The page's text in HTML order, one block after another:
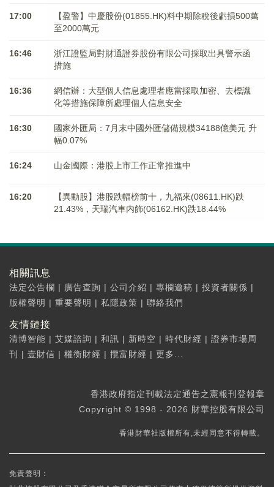
17:00
【盈警】中慶股份(01855.HK)料中期除稅後虧損500萬
至2000萬元
16:46
浙江證監局對財通證券股份有限公司採取出具警示函
措施
16:36
網信辦：大型個人信息處理者應當採取加密、去標識
化等措施保障所處理個人信息安全
16:30
國家外匯局：7月末中國外匯儲備規模34188億美元 升
幅0.07%
16:24 山金國際：港股上市工作正常推進中
16:20
【異動股】港股跌幅榜前十，九福來(08611.HK)跌
21.43%，天瑞汽車内飾(06162.HK)跌18.44%
相關訊息
法定公告欄 | 廣告查詢 | 公司介紹 | 專欄邀稿 | 投資者關係 |
版權聲明 | 重要聲明 | 私隱政策 | 聯絡我們
友情鏈接
清博智能 | 艾媒諮詢 | 和訊 | 新時空 | 時代財經 | 證券市場周
刊
| 壹財信 | 權衡財經 | 攬富財經 | 更多...
香港政府指定刊載法定通告之憲報刊登報章
Copyright © 1998 - 2026 財華控股有限公司
香港財華社版權所有,未經同意不得轉載。
免責聲明：